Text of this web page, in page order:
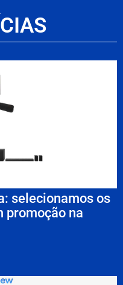
selecionamos os
promoção na